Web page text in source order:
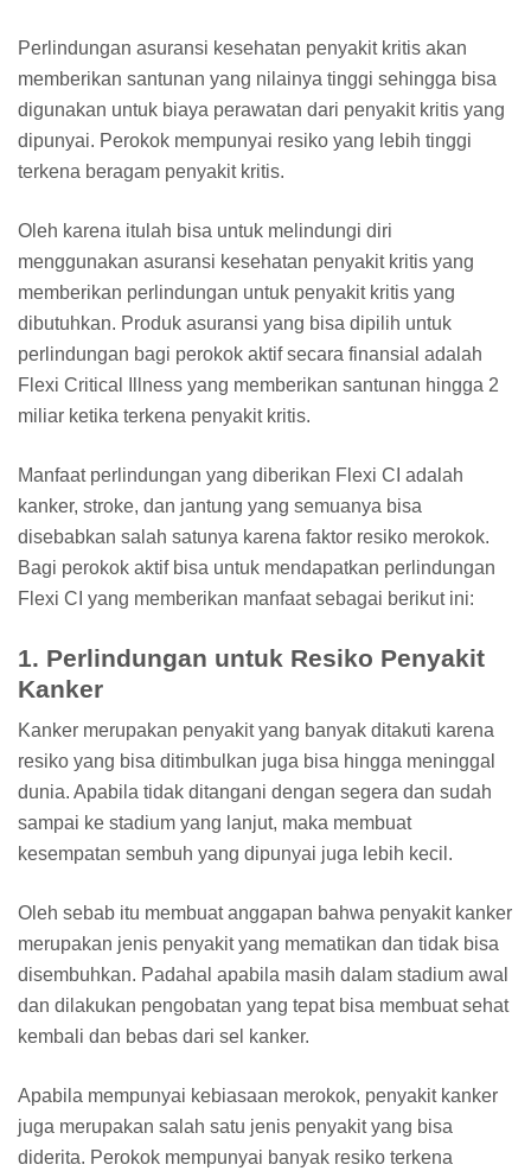
Perlindungan asuransi kesehatan penyakit kritis akan
memberikan santunan yang nilainya tinggi sehingga bisa
digunakan untuk biaya perawatan dari penyakit kritis yang
dipunyai. Perokok mempunyai resiko yang lebih tinggi
terkena beragam penyakit kritis.
Oleh karena itulah bisa untuk melindungi diri
menggunakan asuransi kesehatan penyakit kritis yang
memberikan perlindungan untuk penyakit kritis yang
dibutuhkan. Produk asuransi yang bisa dipilih untuk
perlindungan bagi perokok aktif secara finansial adalah
Flexi Critical Illness yang memberikan santunan hingga 2
miliar ketika terkena penyakit kritis.
Manfaat perlindungan yang diberikan Flexi CI adalah
kanker, stroke, dan jantung yang semuanya bisa
disebabkan salah satunya karena faktor resiko merokok.
Bagi perokok aktif bisa untuk mendapatkan perlindungan
Flexi CI yang memberikan manfaat sebagai berikut ini:
1. Perlindungan untuk Resiko Penyakit
Kanker
Kanker merupakan penyakit yang banyak ditakuti karena
resiko yang bisa ditimbulkan juga bisa hingga meninggal
dunia. Apabila tidak ditangani dengan segera dan sudah
sampai ke stadium yang lanjut, maka membuat
kesempatan sembuh yang dipunyai juga lebih kecil.
Oleh sebab itu membuat anggapan bahwa penyakit kanker
merupakan jenis penyakit yang mematikan dan tidak bisa
disembuhkan. Padahal apabila masih dalam stadium awal
dan dilakukan pengobatan yang tepat bisa membuat sehat
kembali dan bebas dari sel kanker.
Apabila mempunyai kebiasaan merokok, penyakit kanker
juga merupakan salah satu jenis penyakit yang bisa
diderita. Perokok mempunyai banyak resiko terkena